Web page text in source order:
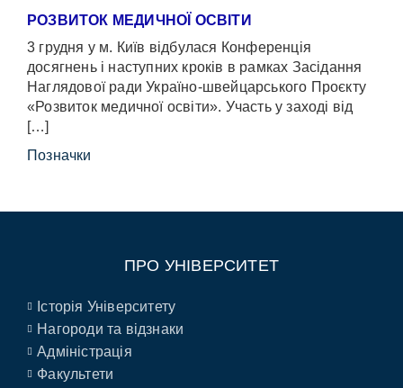
РОЗВИТОК МЕДИЧНОЇ ОСВІТИ
3 грудня у м. Київ відбулася Конференція
досягнень і наступних кроків в рамках Засідання
Наглядової ради Україно-швейцарського Проєкту
«Розвиток медичної освіти». Участь у заході від
[…]
Позначки
ПРО УНІВЕРСИТЕТ
Історія Університету
Нагороди та відзнаки
Адміністрація
Факультети